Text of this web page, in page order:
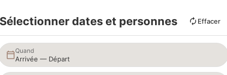
Sélectionner dates et personnes Effacer
Quand
Arrivée — Départ